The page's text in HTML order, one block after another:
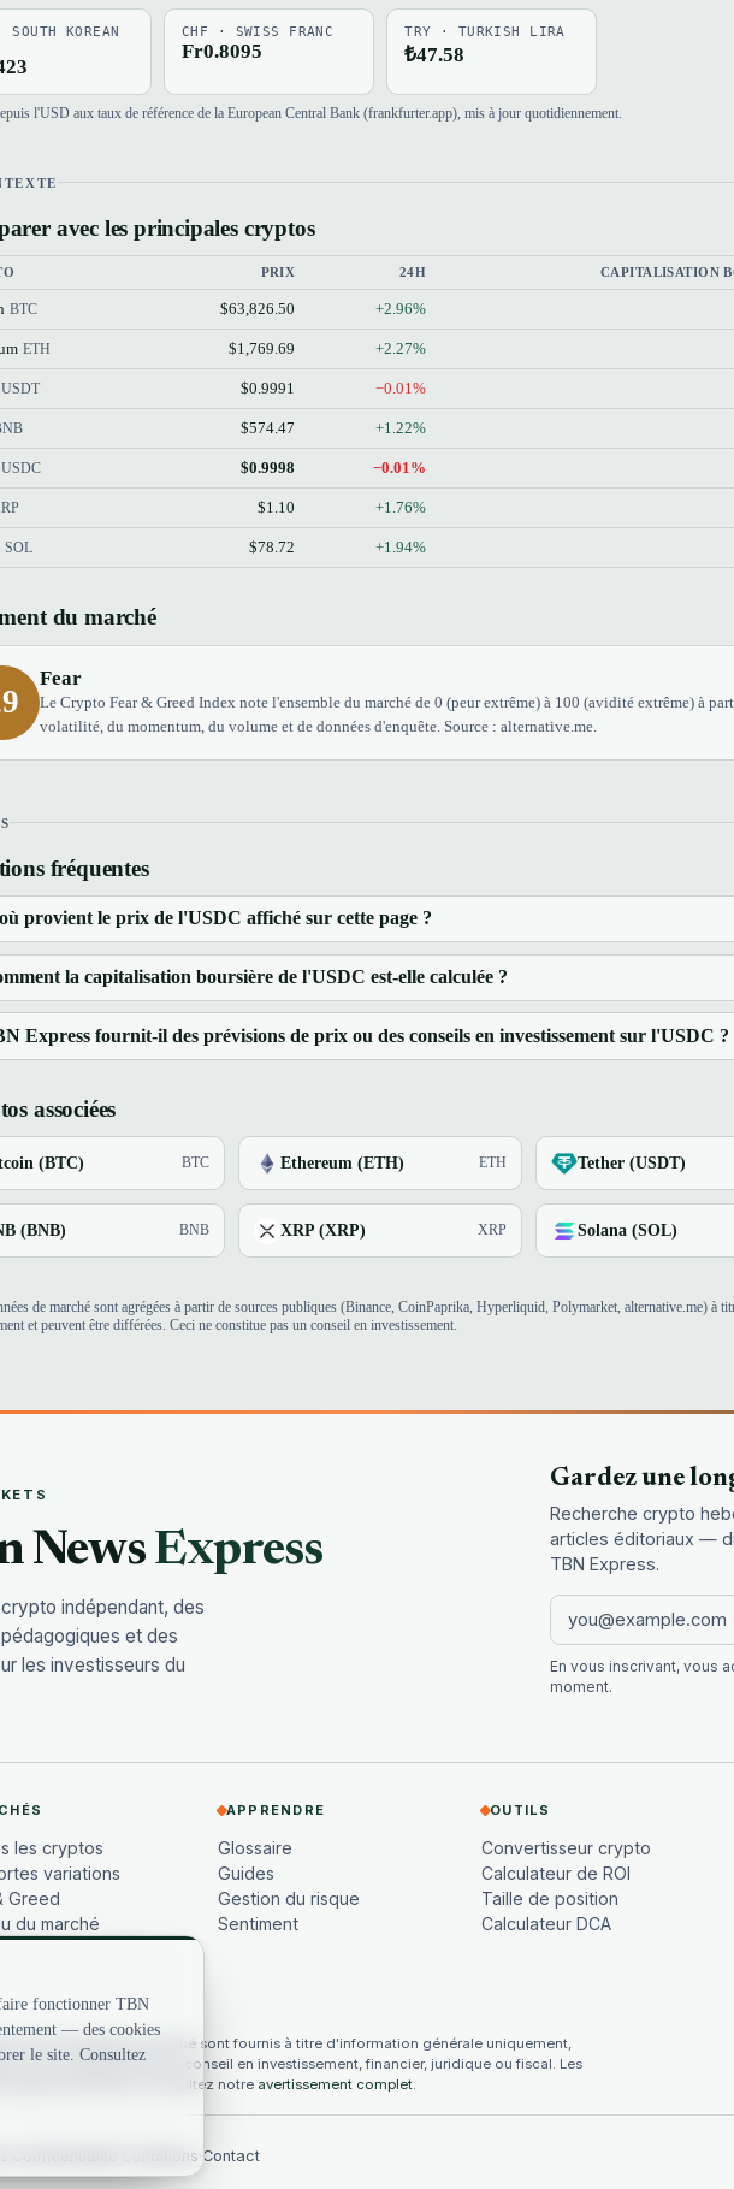
SOUTH KOREAN
CHF · SWISS FRANC
Fr0.8095
TRY · TURKISH LIRA
₺47.58
l'USD aux taux de référence de la European Central Bank (frankfurter.app), mis à jour quotidiennement.
avec les principales cryptos
PRIX 24H CAPITALISATION
BTC $63,826.50 +2.96%
ETH $1,769.69 +2.27%
USDT $0.9991 −0.01%
$574.47 +1.22%
USDC $0.9998 −0.01%
$1.10 +1.76%
SOL $78.72 +1.94%
du marché
Fear
Le Crypto Fear & Greed Index note l'ensemble du marché de 0 (peur extrême) à 100 (avidité extrême) à
volatilité, du momentum, du volume et de données d'enquête. Source : alternative.me.
fréquentes
provient le prix de l'USDC affiché sur cette page ?
la capitalisation boursière de l'USDC est-elle calculée ?
Express fournit-il des prévisions de prix ou des conseils en investissement sur l'USDC ?
associées
(BTC) BTC Ethereum (ETH) ETH Tether (USDT)
(BNB) BNB XRP (XRP) XRP Solana (SOL)
de marché sont agrégées à partir de sources publiques (Binance, CoinPaprika, Hyperliquid, Polymarket, alternative.me) à
et peuvent être différées. Ceci ne constitue pas un conseil en investissement.
News Express
indépendant, des
et des
les investisseurs du
Gardez une
Recherche crypto
articles éditoriaux —
TBN Express.
En vous inscrivant, vous
moment.
les cryptos
variations
Greed
du marché
APPRENDRE
Glossaire
Guides
Gestion du risque
Sentiment
OUTILS
Convertisseur crypto
Calculateur de ROI
Taille de position
Calculateur DCA
et les données de marché sont fournis à titre d'information générale uniquement,
et ne constituent pas un conseil en investissement, financier, juridique ou fiscal. Les
recherches. Consultez notre avertissement complet
Conditions Contact
fonctionner TBN
— des cookies
le site. Consultez